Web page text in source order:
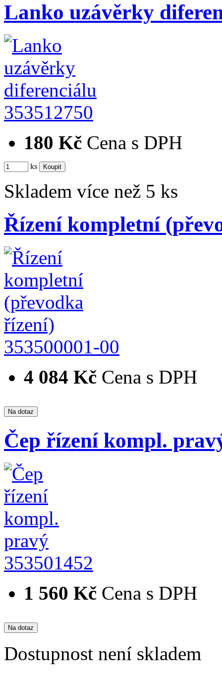
Lanko uzávěrky
353512750
180 Kč Cena s DPH
ks
Skladem více než 5 ks
Řízení kompletní
353500001-00
4 084 Kč Cena s DPH
Čep řízení kompl.
353501452
1 560 Kč Cena s DPH
Dostupnost není skladem